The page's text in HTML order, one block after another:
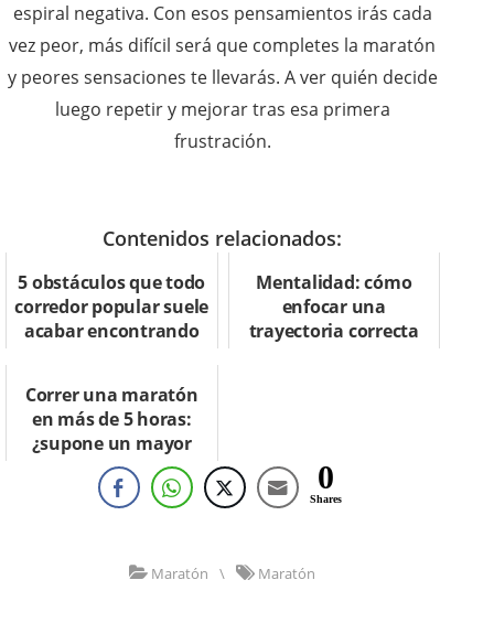
espiral negativa. Con esos pensamientos irás cada
vez peor, más difícil será que completes la maratón
y peores sensaciones te llevarás. A ver quién decide
luego repetir y mejorar tras esa primera
frustración.
Contenidos relacionados:
5 obstáculos que todo
corredor popular suele
acabar encontrando
Mentalidad: cómo
enfocar una
trayectoria correcta
Correr una maratón
en más de 5 horas:
¿supone un mayor
riesgo?
0
Shares
Maratón \ Maratón